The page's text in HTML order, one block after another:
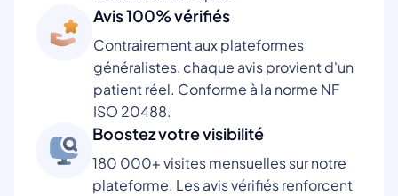
Avis 100% vérifiés
Contrairement aux plateformes
généralistes, chaque avis provient d'un
patient réel. Conforme à la norme NF
ISO 20488.
Boostez votre visibilité
180 000+ visites mensuelles sur notre
plateforme. Les avis vérifiés renforcent